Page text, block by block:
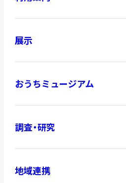
展示
おうちミュージアム
調査・研究
地域連携